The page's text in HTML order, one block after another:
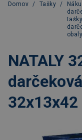
Domov / Tašky /
obaly
NATALY